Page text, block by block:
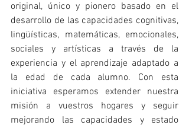
original, único y pionero basado en el
desarrollo de las capacidades cognitivas,
lingüísticas, matemáticas, emocionales,
sociales y artísticas a través de la
experiencia y el aprendizaje adaptado a
la edad de cada alumno. Con esta
iniciativa esperamos extender nuestra
misión a vuestros hogares y seguir
mejorando las capacidades y estado